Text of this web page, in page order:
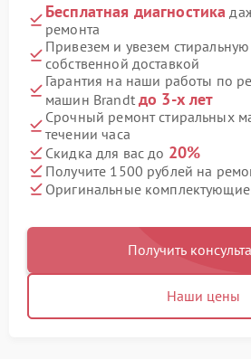
Бесплатная диагностика
ремонта
Привезем и увезем
собственной доставкой
Гарантия на наши работы по
машин Brandt до 3-х лет
Срочный ремонт стиральных
течении часа
Скидка для вас до 20%
Получите 1500 рублей на
Оригинальные
Получить
Наши цены